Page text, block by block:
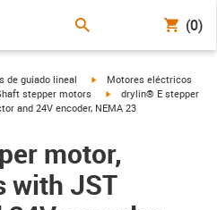
(0)
de guiado lineal igus-icon-arrow-right
Motores eléctricos
icon-arrow-right
stepper motors igus-icon-arrow-right
drylin® E stepper
and 24V encoder, NEMA 23
motor,
with JST